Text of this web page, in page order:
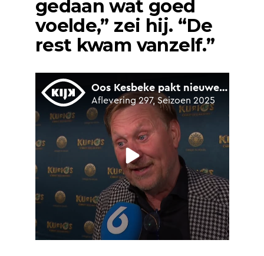
gedaan wat goed
voelde,” zei hij. “De
rest kwam vanzelf.”